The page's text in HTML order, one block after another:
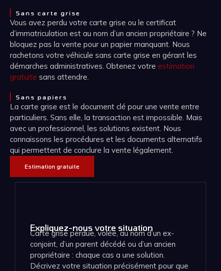
Sans carte grise
Vous avez perdu votre carte grise ou le certificat
d’immatriculation est au nom d’un ancien propriétaire ? Ne
bloquez pas la vente pour un papier manquant. Nous
rachetons votre véhicule sans carte grise en gérant les
démarches administratives. Obtenez votre estimation
gratuite sans attendre.
Sans papiers
La carte grise est le document clé pour une vente entre
particuliers. Sans elle, la transaction est impossible. Mais
avec un professionnel, les solutions existent. Nous
connaissons les procédures et les documents alternatifs
qui permettent de conclure la vente légalement.
Estimation gratuite
Expliquez-nous votre situation
Carte grise perdue, volée, au nom d’un ex-
conjoint, d’un parent décédé ou d’un ancien
propriétaire : chaque cas a une solution.
Décrivez votre situation précisément pour que